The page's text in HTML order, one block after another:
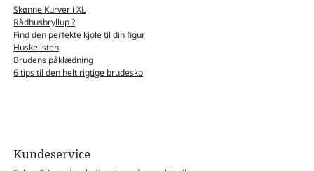
Skønne Kurver i XL
Rådhusbryllup ?
Find den perfekte kjole til din figur
Huskelisten
Brudens påklædning
6 tips til den helt rigtige brudesko
Kundeservice